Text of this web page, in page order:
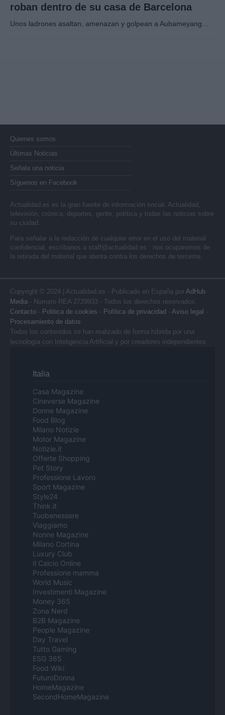
roban dentro de su casa de Barcelona
Unos ladrones asaltan, amenazan y golpean a Aubameyang…
Quienes somos
Últimas Noticias
Señala una noticia
Síguenos en Facebook
Actualidad.es es la gran fuente de información social. Actualidad,
televisión, crónica, deportes, gente, política y todas las noticias sobre
su ciudad.
Para señalar a la redacción de cualquier error en el uso del material
confidencial, escríbanos a staff@actualidad.es : nos ocuparemos de
la retirada del material que atenta contra los derechos de terceros.
Copyright © 2024 | Actualidad.es - Publicado en España por AdHub
Media - Numero REA 2729933 - Todos los derechos reservados.
Contacto - Politica de cookies - Política de privacidad - Aviso legal -
Procesamiento de datos
Todos los contenidos se han realizado de forma híbrida por una
tecnología con Inteligencia Artificial y por creadores independientes
Italia
Casa Magazine
Cineverse Magazine
Donne Magazine
Food Blog
Milano Notizie
Motor Magazine
Notizie.it
Offerte Shopping
Pet Story
Professione Lavoro
Sport Magazine
Style24
Think.it
Tuobenessere
Viaggiamo
Nonne Magazine
Milano Cortina
Luxury Club
Il Calcio Online
Professione mamma
World Music
Investimenti Magazine
Money 365
Zona Nerd
B2B Magazine
People Magazine
Day Travel
Tutto Gaming
ESG 365
Food Wiki
FuturoDonna
HomeMagazine
SecondHomeMagazine